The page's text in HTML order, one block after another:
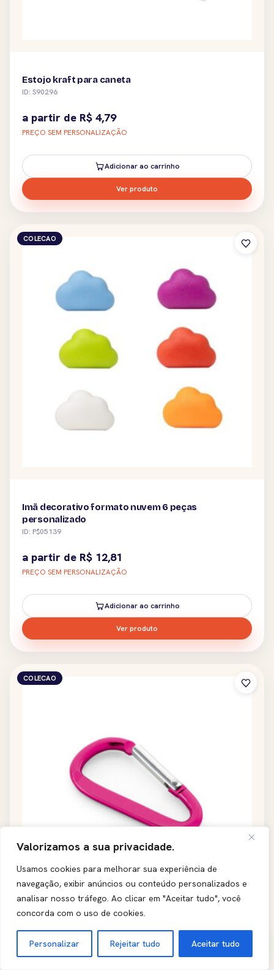
Valorizamos a sua privacidade.
Usamos cookies para melhorar sua experiência de
navegação, exibir anúncios ou conteúdo personalizados e
analisar nosso tráfego. Ao clicar em "Aceitar tudo", você
concorda com o uso de cookies.
Personalizar Rejeitar tudo Aceitar tudo
Estojo kraft para caneta
ID: S90296
a partir de R$ 4,79
PREÇO SEM PERSONALIZAÇÃO
Adicionar ao carrinho
Ver produto
COLECAO
Imã decorativo formato nuvem 6 peças
personalizado
ID: P$05139
a partir de R$ 12,81
PREÇO SEM PERSONALIZAÇÃO
Adicionar ao carrinho
Ver produto
COLECAO
Mosquetão em alumínio personalizado
ID: 11140